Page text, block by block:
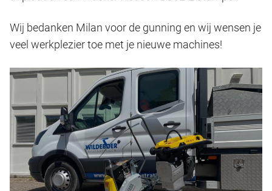
Wij bedanken Milan voor de gunning en wij wensen je
veel werkplezier toe met je nieuwe machines!